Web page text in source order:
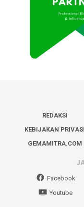
REDAKSI
KEBIJAKAN PRIVASI
GEMAMITRA.COM
Facebook
Youtube